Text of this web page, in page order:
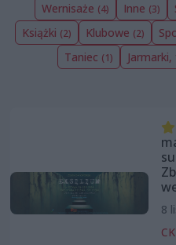
Wernisaże (4) Inne (3)
Książki (2) Klubowe (2)
Taniec (1)
8